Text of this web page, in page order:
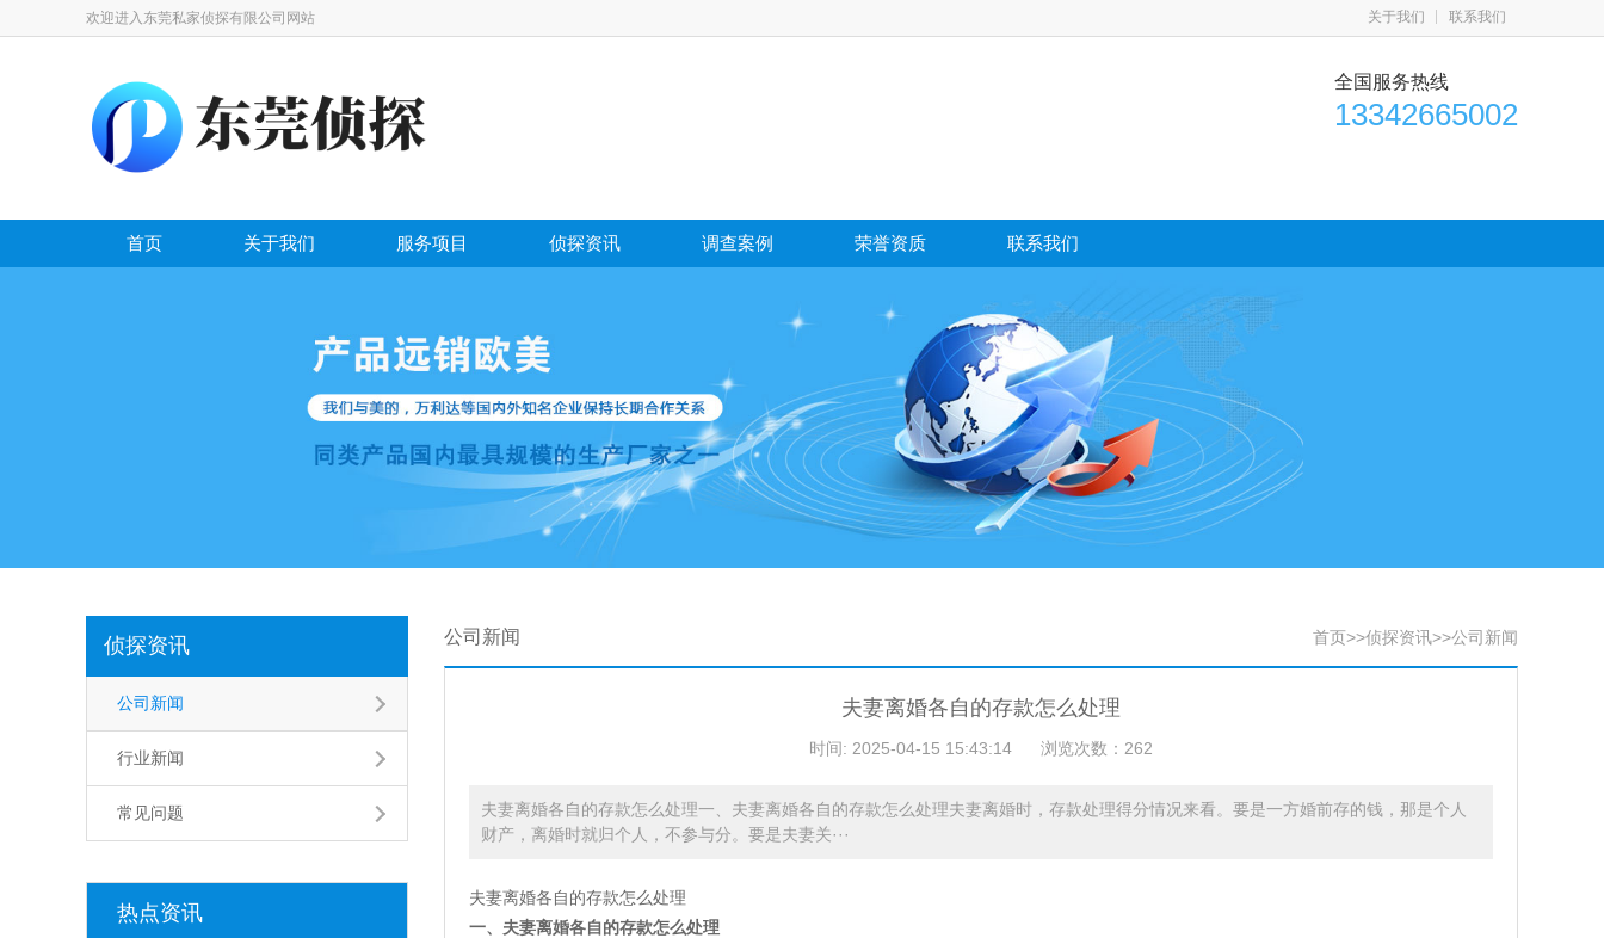
欢迎进入东莞私家侦探有限公司网站 关于我们 联系我们
全国服务热线
13342665002
首页 关于我们 服务项目 侦探资讯 调查案例 荣誉资质 联系我们
侦探资讯
公司新闻
行业新闻
常见问题
热点资讯
公司新闻 首页>>侦探资讯>>公司新闻
夫妻离婚各自的存款怎么处理
时间: 2025-04-15 15:43:14 浏览次数：262
夫妻离婚各自的存款怎么处理一、夫妻离婚各自的存款怎么处理夫妻离婚时，存款处理得分情况来看。要是一方婚前存的钱，那是个人
财产，离婚时就归个人，不参与分。要是夫妻关···
夫妻离婚各自的存款怎么处理
一、夫妻离婚各自的存款怎么处理